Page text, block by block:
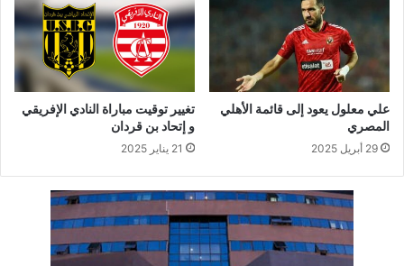
علي معلول يعود إلى قائمة الأهلي
المصري
29 أبريل 2025
تغيير توقيت مباراة النادي الإفريقي
و إتحاد بن قردان
21 يناير 2025